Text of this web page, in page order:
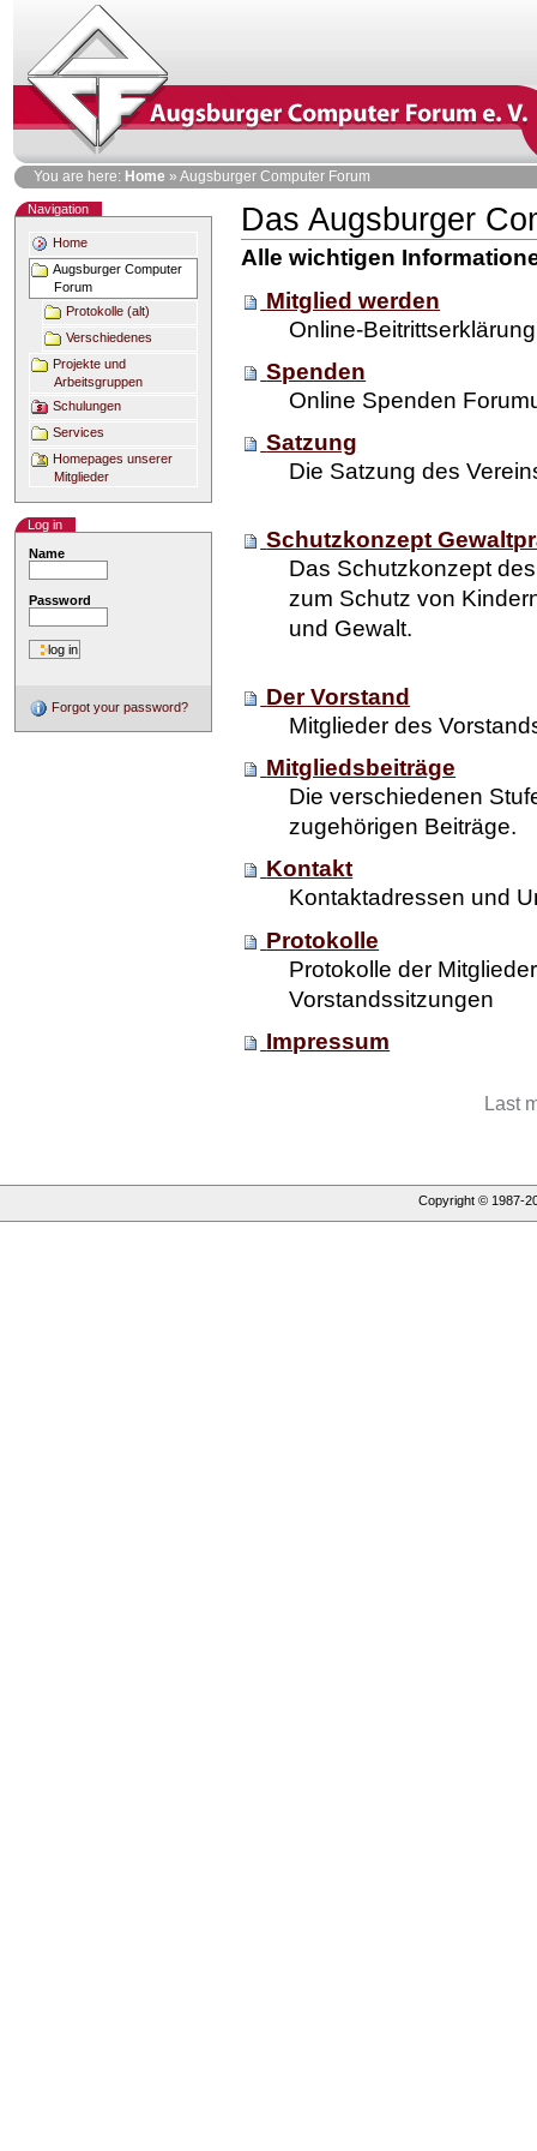
Personal
tools
You are here: Home » Augsburger Computer Forum
Navigation
Home
Augsburger Computer
Forum
Protokolle (alt)
Verschiedenes
Projekte und
Arbeitsgruppen
Schulungen
Services
Homepages unserer
Mitglieder
Log in
Name
Password
Forgot your password?
Das Augsburger
Document
Actions
Alle wichtigen
Mitglied werden
Online-
Spenden
Online Spenden
Satzung
Die Satzung des
Schutzkonzept
Das Schutzkonzept
zum Schutz von
und Gewalt.
Der Vorstand
Mitglieder des
Mitgliedsbeiträge
Die verschiedenen
zugehörigen Beiträge.
Kontakt
Kontaktadressen und
Protokolle
Protokolle der
Vorstandssitzungen
Impressum
Last
Copyright © 1987-